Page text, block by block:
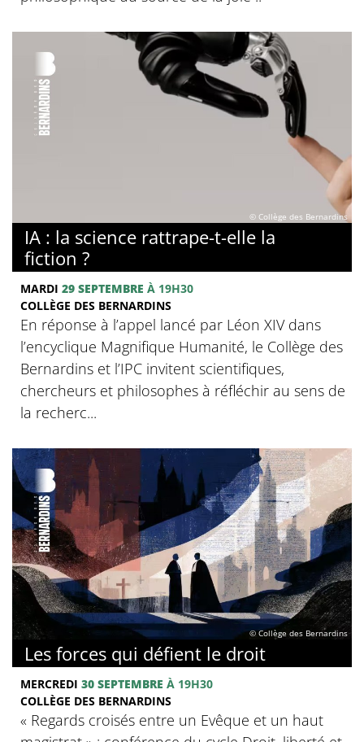
© Collège des Bernardins
IA : la science rattrape-t-elle la
fiction ?
MARDI 29 SEPTEMBRE À 19H30
COLLÈGE DES BERNARDINS
En réponse à l’appel lancé par Léon XIV dans
l’encyclique Magnifique Humanité, le Collège des
Bernardins et l’IPC invitent scientifiques,
chercheurs et philosophes à réfléchir au sens de
la recherc...
© Collège des Bernardins
Les forces qui défient le droit
MERCREDI 30 SEPTEMBRE À 19H30
COLLÈGE DES BERNARDINS
« Regards croisés entre un Evêque et un haut